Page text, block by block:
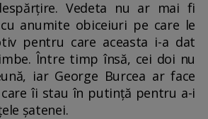
Vedeta nu ar mai fi
anumite obiceiuri pe care le
pentru care aceasta i-a dat
Între timp însă, cei doi nu
iar George Burcea ar face
îi stau în putință pentru a-i
șatenei.